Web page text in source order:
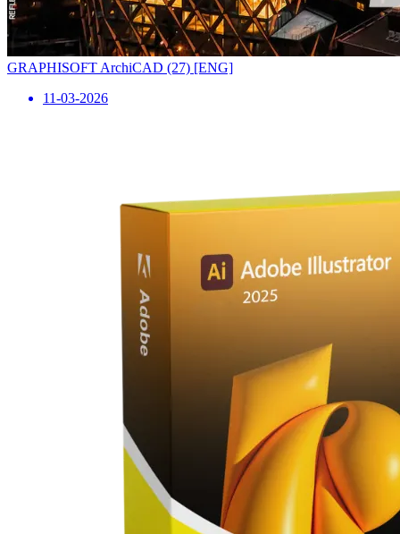
GRAPHISOFT ArchiCAD (27) [ENG]
11-03-2026